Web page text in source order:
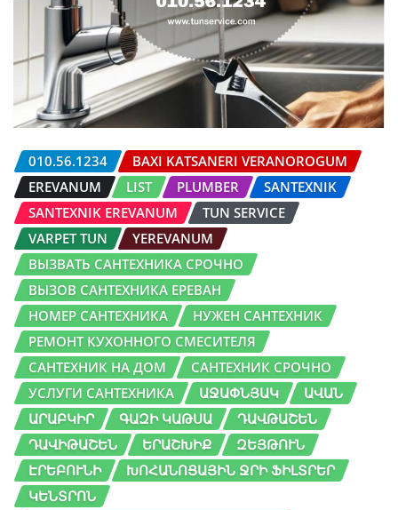
010.56.1234
BAXI KATSANERI VERANOROGUM
EREVANUM
LIST PLUMBER
SANTEXNIK
SANTEXNIK EREVANUM
TUN SERVICE
VARPET TUN
YEREVANUM
ВЫЗВАТЬ САНТЕХНИКА СРОЧНО
ВЫЗОВ САНТЕХНИКА ЕРЕВАН
НОМЕР САНТЕХНИКА
НУЖЕН САНТЕХНИК
РЕМОНТ КУХОННОГО СМЕСИТЕЛЯ
САНТЕХНИК НА ДОМ
САНТЕХНИК СРОЧНО
УСЛУГИ САНТЕХНИКА
ԱՋԱՓՆՅԱԿ
ԱՎԱՆ
ԱՐԱԲԿԻՐ
ԳԱԶԻ ԿԱԹՍԱ
ԴԱՎԹԱՇԵՆ
ԴԱՎԻԹԱՇԵՆ
ԵՐԱՇԽԻՔ
ԶԵՅԹՈՒՆ
ԷՐԵԲՈՒՆԻ
ԽՈՀԱՆՈՑԱՅԻՆ ՋՐԻ ՖԻԼՏՐԵՐ
ԿԵՆՏՐՈՆ